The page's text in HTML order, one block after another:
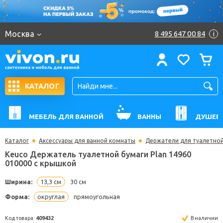
Москва 8 495 647 00 84 i
КАТАЛОГ
МЕБЕЛЬ ДЛЯ ВАННОЙ ВАННЫ
Каталог Аксессуары для ванной комнаты Держатели для
010000 с крышкой
Ширина: 13,3 см 30 см
Форма: округлая